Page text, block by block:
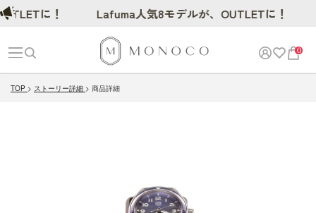
0
TOP ストーリー詳細 商品詳細
に！ Lafuma人気8モデルが、OUTLETに！